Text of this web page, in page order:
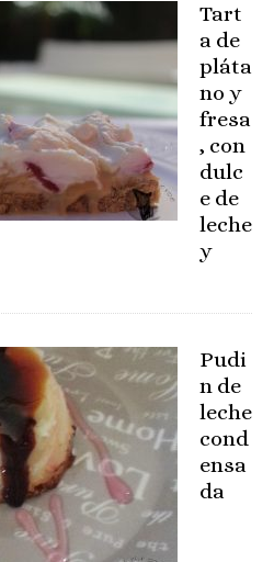
Tart
a de
pláta
no y
fresa
, con
dulc
e de
leche
y
Pudi
n de
leche
cond
ensa
da